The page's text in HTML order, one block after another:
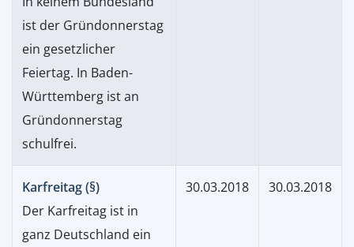
ist der Gründonnerstag
ein gesetzlicher
Feiertag. In Baden-
Württemberg ist an
Gründonnerstag
schulfrei.
Karfreitag (§)
Der Karfreitag ist in
ganz Deutschland ein
30.03.2018 30.03.2018